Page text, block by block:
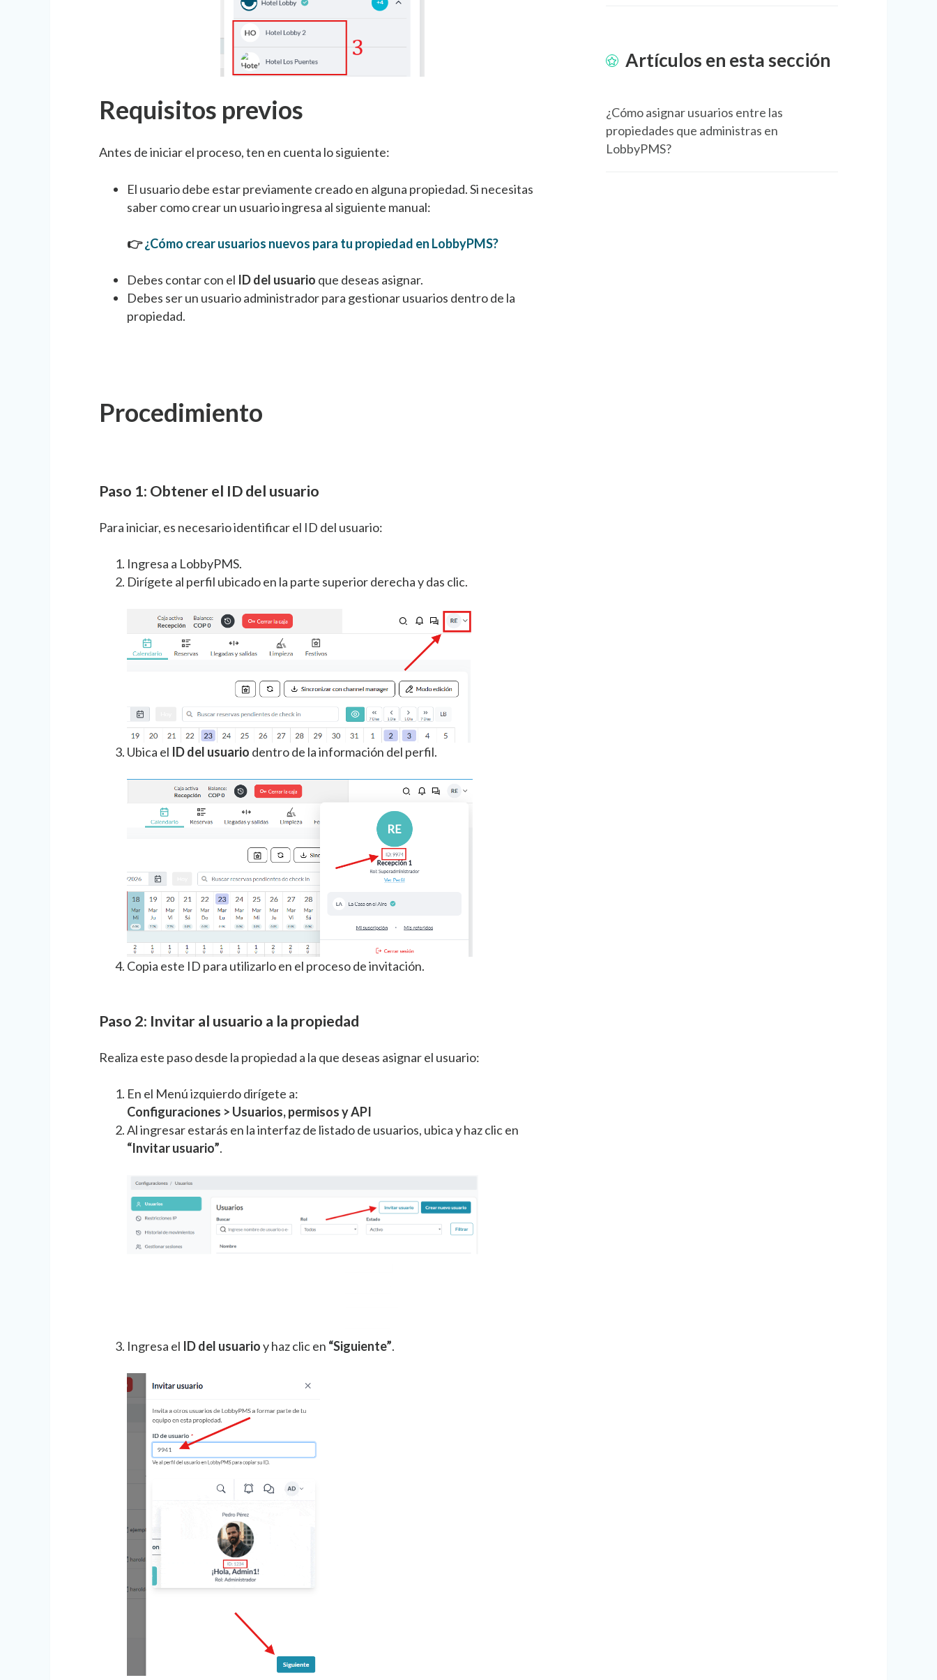
Requisitos previos
Antes de iniciar el proceso, ten en cuenta lo siguiente:
El usuario debe estar previamente creado en alguna propiedad. Si necesitas
saber como crear un usuario ingresa al siguiente manual:
👉¿Cómo crear usuarios nuevos para tu propiedad en LobbyPMS?
Debes contar con el ID del usuario que deseas asignar.
Debes ser un usuario administrador para gestionar usuarios dentro de la
propiedad.
Procedimiento
Paso 1: Obtener el ID del usuario
Para iniciar, es necesario identificar el ID del usuario:
Ingresa a LobbyPMS.
Dirígete al perfil ubicado en la parte superior derecha y das clic.
Ubica el ID del usuario dentro de la información del perfil.
Copia este ID para utilizarlo en el proceso de invitación.
Paso 2: Invitar al usuario a la propiedad
Realiza este paso desde la propiedad a la que deseas asignar el usuario:
En el Menú izquierdo dirígete a:
Configuraciones > Usuarios, permisos y API
Al ingresar estarás en la interfaz de listado de usuarios, ubica y haz clic en
“Invitar usuario”.
Ingresa el ID del usuarioy haz clic en “Siguiente”.
Artículos en esta sección
¿Cómo asignar usuarios entre las
propiedades que administras en
LobbyPMS?